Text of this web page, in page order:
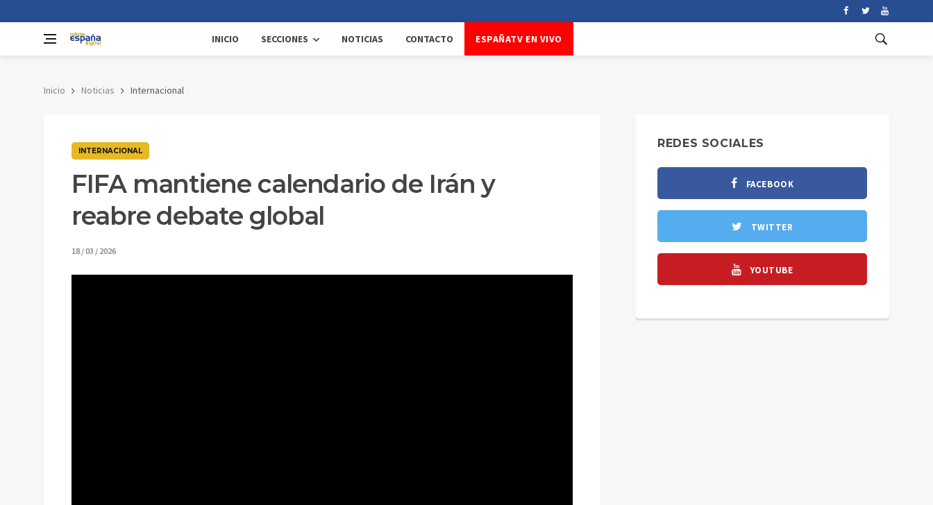
INICIO SECCIONES NOTICIAS CONTACTO ESPAÑATV EN VIVO
Inicio Noticias Internacional
INTERNACIONAL
FIFA mantiene calendario de Irán y
reabre debate global
18 / 03 / 2026
REDES SOCIALES
FACEBOOK
TWITTER
YOUTUBE